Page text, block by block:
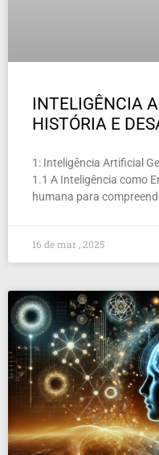
INTELIGÊNCIA
HISTÓRIA E
1: Inteligência Artificial
1.1 A Inteligência como
humana para
16 de mar , 2025